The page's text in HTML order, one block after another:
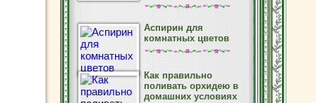
Аспирин для
комнатных цветов
Как правильно
поливать орхидею в
домашних условиях